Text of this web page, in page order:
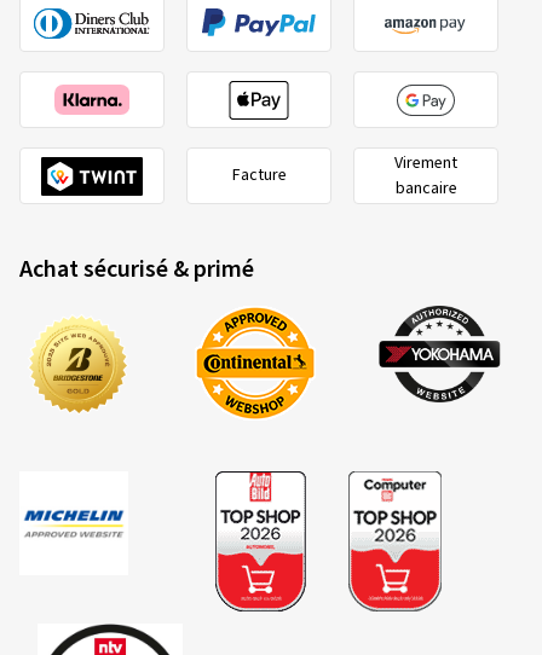
Facture
Virement
bancaire
Achat sécurisé & primé